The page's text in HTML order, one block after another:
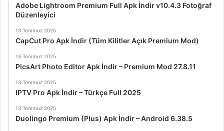
Adobe Lightroom Premium Full Apk İndir v10.4.3 Fotoğraf
Düzenleyici
13 Temmuz 2025
CapCut Pro Apk İndir (Tüm Kilitler Açık Premium Mod)
13 Temmuz 2025
PicsArt Photo Editor Apk İndir – Premium Mod 27.8.11
13 Temmuz 2025
IPTV Pro Apk İndir – Türkçe Full 2025
13 Temmuz 2025
Duolingo Premium (Plus) Apk İndir – Android 6.38.5